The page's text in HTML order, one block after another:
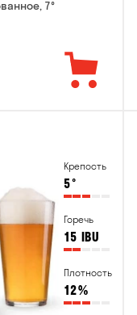
7°
Крепость
5°
Горечь
15 IBU
Плотность
12%